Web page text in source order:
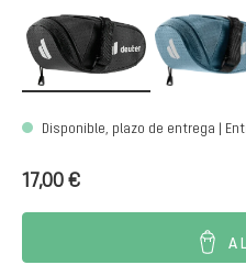
black
Disponible, plazo de entrega |
17,00 €
A